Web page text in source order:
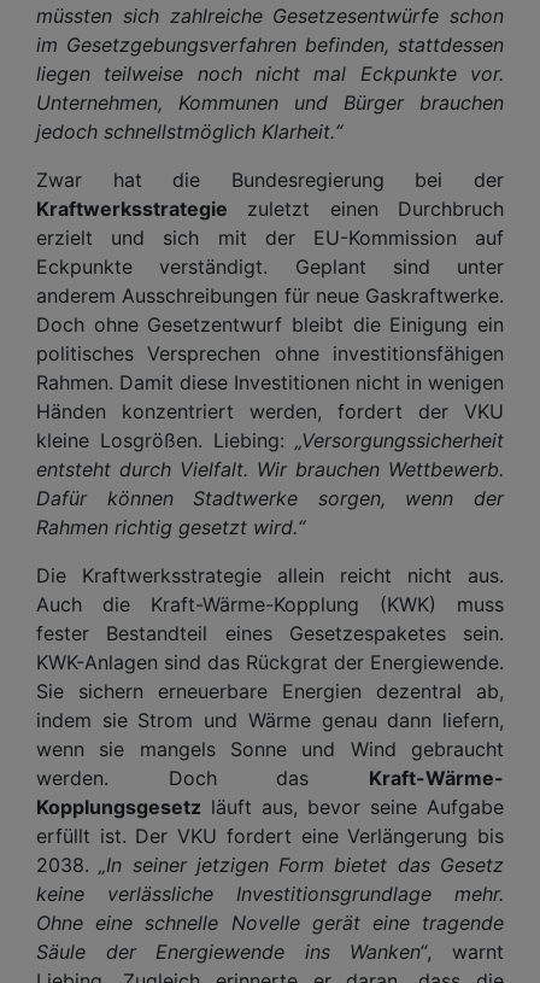
müssten sich zahlreiche Gesetzesentwürfe schon
im Gesetzgebungsverfahren befinden, stattdessen
liegen teilweise noch nicht mal Eckpunkte vor.
Unternehmen, Kommunen und Bürger brauchen
jedoch schnellstmöglich Klarheit.“
Zwar hat die Bundesregierung bei der
Kraftwerksstrategie zuletzt einen Durchbruch
erzielt und sich mit der EU-Kommission auf
Eckpunkte verständigt. Geplant sind unter
anderem Ausschreibungen für neue Gaskraftwerke.
Doch ohne Gesetzentwurf bleibt die Einigung ein
politisches Versprechen ohne investitionsfähigen
Rahmen. Damit diese Investitionen nicht in wenigen
Händen konzentriert werden, fordert der VKU
kleine Losgrößen. Liebing: „Versorgungssicherheit
entsteht durch Vielfalt. Wir brauchen Wettbewerb.
Dafür können Stadtwerke sorgen, wenn der
Rahmen richtig gesetzt wird.“
Die Kraftwerksstrategie allein reicht nicht aus.
Auch die Kraft-Wärme-Kopplung (KWK) muss
fester Bestandteil eines Gesetzespaketes sein.
KWK-Anlagen sind das Rückgrat der Energiewende.
Sie sichern erneuerbare Energien dezentral ab,
indem sie Strom und Wärme genau dann liefern,
wenn sie mangels Sonne und Wind gebraucht
werden. Doch das Kraft-Wärme-
Kopplungsgesetz läuft aus, bevor seine Aufgabe
erfüllt ist. Der VKU fordert eine Verlängerung bis
2038. „In seiner jetzigen Form bietet das Gesetz
keine verlässliche Investitionsgrundlage mehr.
Ohne eine schnelle Novelle gerät eine tragende
Säule der Energiewende ins Wanken“, warnt